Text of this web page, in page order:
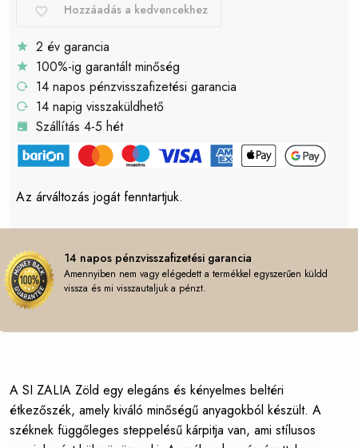
Hozzáadás a kedvencekhez
2 év garancia
100%-ig garantált minőség
14 napos pénzvisszafizetési garancia
14 napig visszaküldhető
Szállítás 4-5 hét
Az árváltozás jogát fenntartjuk.
14 napos pénzvisszafizetési garancia
Amennyiben nem vagy elégedett a termékkel egyszerűen küldd
vissza és mi visszautaljuk a pénzt.
A SI ZALIA Zöld egy elegáns és kényelmes beltéri
étkezőszék, amely kiváló minőségű anyagokból készült. A
széknek függőleges steppelésű kárpitja van, ami stílusos